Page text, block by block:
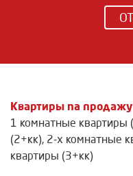
Квартиры na продажу
1 комнатные квартиры
(2+кк), 2-х комнатные
квартиры (3+кк)